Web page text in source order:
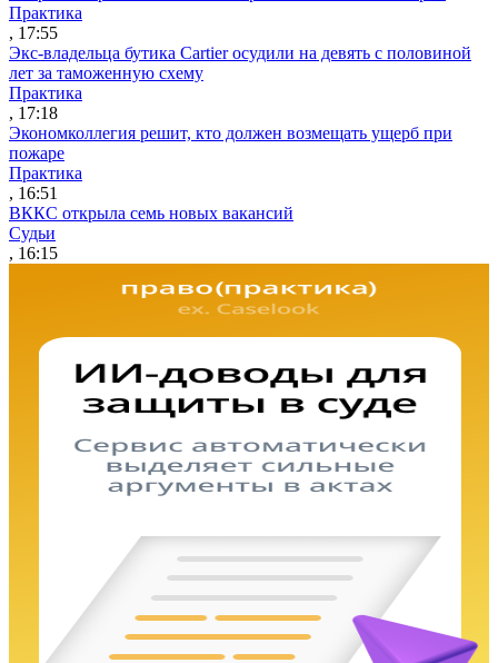
Практика
, 17:55
Экс-владельца бутика Cartier осудили на девять с половиной
лет за таможенную схему
Практика
, 17:18
Экономколлегия решит, кто должен возмещать ущерб при
пожаре
Практика
, 16:51
ВККС открыла семь новых вакансий
Судьи
, 16:15